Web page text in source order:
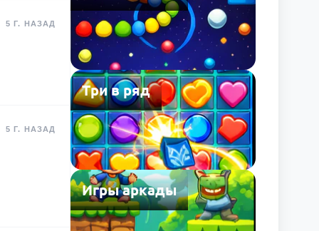
5 Г. НАЗАД
5 Г. НАЗАД
Три в ряд
Игры аркады